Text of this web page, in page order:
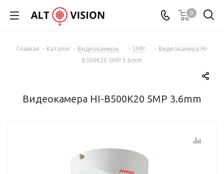
0
Главная - Каталог - Видеокамеры - 5MP - Видеокамера HI-
B500K20 5MP 3.6mm
Видеокамера HI-B500K20 5MP 3.6mm